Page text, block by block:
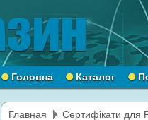
Головна Каталог
Главная Сертифікати для